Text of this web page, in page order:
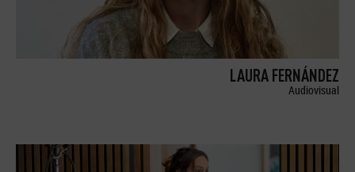
LAURA FERNÁNDEZ
Audiovisual